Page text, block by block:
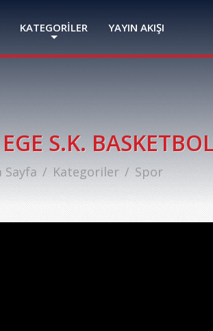
KATEGORİLER YAYIN AKIŞI
S.K.
Sayfa Kategoriler Spor